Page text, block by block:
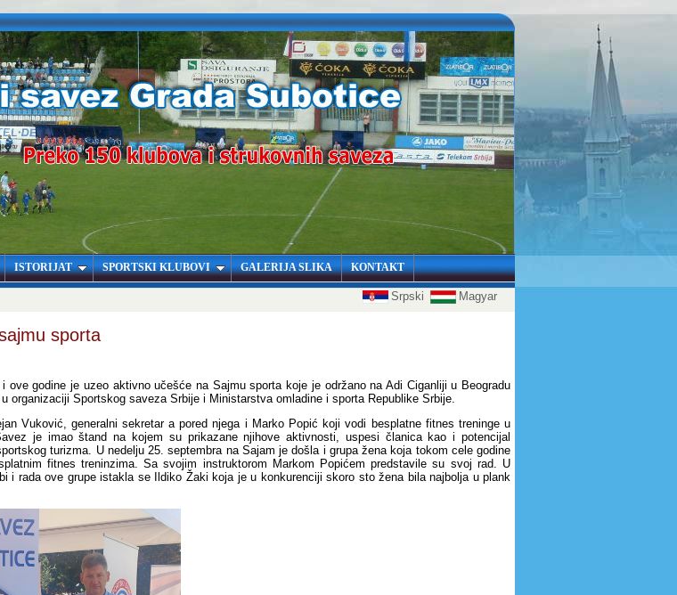
ISTORIJAT SPORTSKI KLUBOVI GALERIJA SLIKA KONTAKT
Srpski Magyar
sporta
ove godine je uzeo aktivno učešće na Sajmu sporta koje je održano na Adi Ciganliji u Beogradu
organizaciji Sportskog saveza Srbije i Ministarstva omladine i sporta Republike Srbije.
Vuković, generalni sekretar a pored njega i Marko Popić koji vodi besplatne fitnes treninge u
je imao štand na kojem su prikazane njihove aktivnosti, uspesi članica kao i potencijal
turizma. U nedelju 25. septembra na Sajam je došla i grupa žena koja tokom cele godine
fitnes treninzima. Sa svojim instruktorom Markom Popićem predstavile su svoj rad. U
i rada ove grupe istakla se Ildiko Žaki koja je u konkurenciji skoro sto žena bila najbolja u plank